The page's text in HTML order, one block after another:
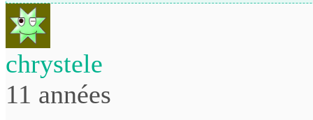
chrystele
11 années